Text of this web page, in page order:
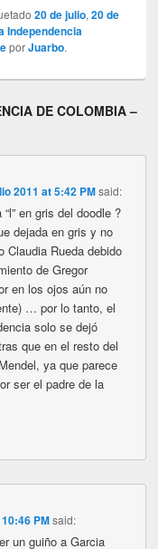
20 de julio,20 de
Independencia
porJuarbo.
DE COLOMBIA –
2011 at 5:42 PM said:
en gris del doodle ?
dejada en gris y no
Claudia Rueda debido
de Gregor
en los ojos aún no
… por lo tanto, el
solo se dejó
que en el resto del
ya que parece
ser el padre de la
PM said:
un guiño a Garcia